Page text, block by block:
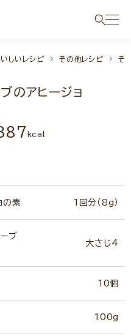
しいレシピ その他レシピ そ
のアヒージョ
kcal
の素 1回分（8g）
ブ
大さじ4
10個
100g